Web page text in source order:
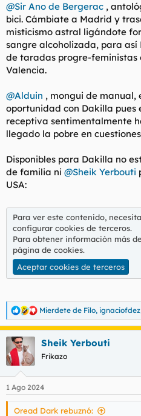
@Sir Ano de Bergerac ,
bici. Cámbiate a Madrid y
misticismo astral ligándote
sangre alcoholizada, para
de taradas progre-feministas
Valencia.
@Alduin , mongui de manual,
oportunidad con Dakilla pues
receptiva sentimentalmente
llegado la pobre en
Disponibles para Dakilla no
de familia ni @Sheik Yerbouti
USA:
Para ver este contenido,
configurar cookies de terceros.
Para obtener información más
página de cookies.
Aceptar cookies de terceros
R
e
a
c
c
i
e
s
Mierdete de Filo, ignaciofdez
Sheik Yerbouti
Frikazo
1 Ago 2024
Oread Dark rebuznó: